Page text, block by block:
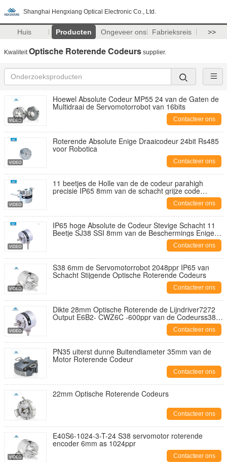
Shanghai Hengxiang Optical Electronic Co., Ltd.
Huis Producten Ongeveer ons Fabrieksreis >>
KwaliteitOptische Roterende Codeurs supplier.
Hoewel Absolute Codeur MP55 24 van de Gaten de
Multidraai de Servomotorrobot van 16bits
Contacteer ons
Roterende Absolute Enige Draaicodeur 24bit Rs485
voor Robotica
Contacteer ons
11 beetjes de Holle van de de codeur parahigh
precisie IP65 8mm van de schacht grijze code
Contacteer ons
IP65 hoge Absolute de Codeur Stevige Schacht 11
Beetje SJ38 SSI 8mm van de Beschermings Enige
Contacteer ons
S38 6mm de Servomotorrobot 2048ppr IP65 van
Schacht Stijgende Optische Roterende Codeurs
Contacteer ons
Dikte 28mm Optische Roterende de Lijndriver7272
Output E6B2- CWZ6C -600ppr van de Codeurss38
Contacteer ons
PN35 uiterst dunne Buitendiameter 35mm van de
Motor Roterende Codeur
Contacteer ons
22mm Optische Roterende Codeurs
Contacteer ons
E40S6-1024-3-T-24 S38 servomotor roterende
encoder 6mm as 1024ppr
Contacteer ons